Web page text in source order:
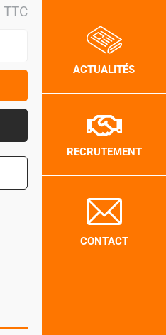
TTC
ACTUALITÉS
RECRUTEMENT
CONTACT